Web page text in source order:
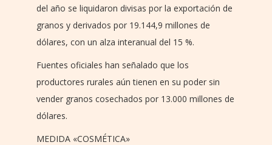
del año se liquidaron divisas por la exportación de
granos y derivados por 19.144,9 millones de
dólares, con un alza interanual del 15 %.
Fuentes oficiales han señalado que los
productores rurales aún tienen en su poder sin
vender granos cosechados por 13.000 millones de
dólares.
MEDIDA «COSMÉTICA»